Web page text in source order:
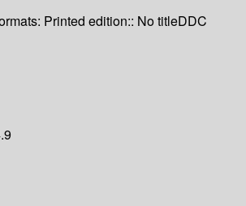
Printed edition:: No titleDDC